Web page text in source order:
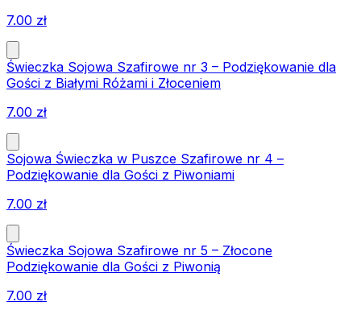
7.00 zł
Świeczka Sojowa Szafirowe nr 3 – Podziękowanie dla
Gości z Białymi Różami i Złoceniem
7.00 zł
Sojowa Świeczka w Puszce Szafirowe nr 4 –
Podziękowanie dla Gości z Piwoniami
7.00 zł
Świeczka Sojowa Szafirowe nr 5 – Złocone
Podziękowanie dla Gości z Piwonią
7.00 zł